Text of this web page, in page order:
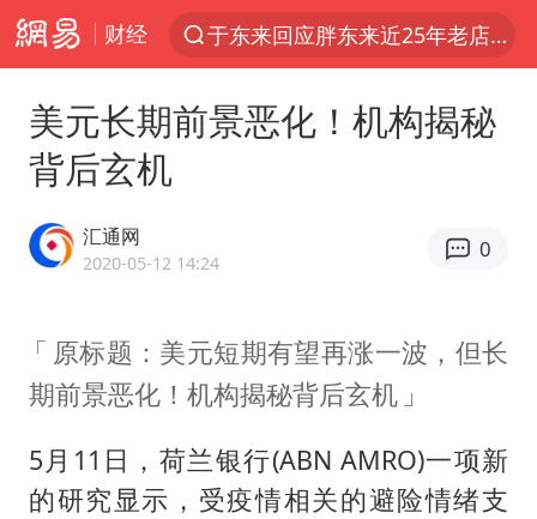
财经
上半年我国经营主体结构持续优化
《披荆斩棘2026》阵容官宣
10余省份将出现强风雨 局地特大暴雨
《龙餐馆》 冲奖
上门女婿出轨女邻居多年被判重婚罪
香港刷新1884年以来最高气温纪录
美元长期前景恶化！机构揭秘
背后玄机
汇通网
2020-05-12 14:24
0
原标题：美元短期有望再涨一波，但长
期前景恶化！机构揭秘背后玄机
5月11日，荷兰银行(ABN AMRO)一项新
的研究显示，受疫情相关的避险情绪支